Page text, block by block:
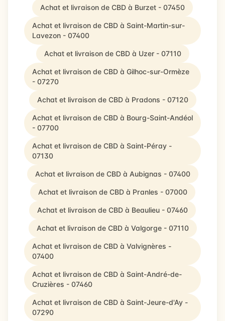
Achat et livraison de CBD à Burzet - 07450
Achat et livraison de CBD à Saint-Martin-sur-
Lavezon - 07400
Achat et livraison de CBD à Uzer - 07110
Achat et livraison de CBD à Gilhoc-sur-Ormèze
- 07270
Achat et livraison de CBD à Pradons - 07120
Achat et livraison de CBD à Bourg-Saint-Andéol
- 07700
Achat et livraison de CBD à Saint-Péray -
07130
Achat et livraison de CBD à Aubignas - 07400
Achat et livraison de CBD à Pranles - 07000
Achat et livraison de CBD à Beaulieu - 07460
Achat et livraison de CBD à Valgorge - 07110
Achat et livraison de CBD à Valvignères -
07400
Achat et livraison de CBD à Saint-André-de-
Cruzières - 07460
Achat et livraison de CBD à Saint-Jeure-d'Ay -
07290